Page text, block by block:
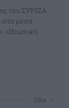
του ΣΥΡΙΖΑ-
στα μέσα
«Ιδιωτική
Όλα